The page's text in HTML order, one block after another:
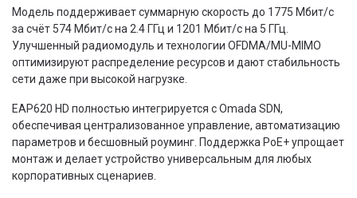
Модель поддерживает суммарную скорость до 1775 Мбит/с
за счёт 574 Мбит/с на 2.4 ГГц и 1201 Мбит/с на 5 ГГц.
Улучшенный радиомодуль и технологии OFDMA/MU-MIMO
оптимизируют распределение ресурсов и дают стабильность
сети даже при высокой нагрузке.
EAP620 HD полностью интегрируется с Omada SDN,
обеспечивая централизованное управление, автоматизацию
параметров и бесшовный роуминг. Поддержка PoE+ упрощает
монтаж и делает устройство универсальным для любых
корпоративных сценариев.